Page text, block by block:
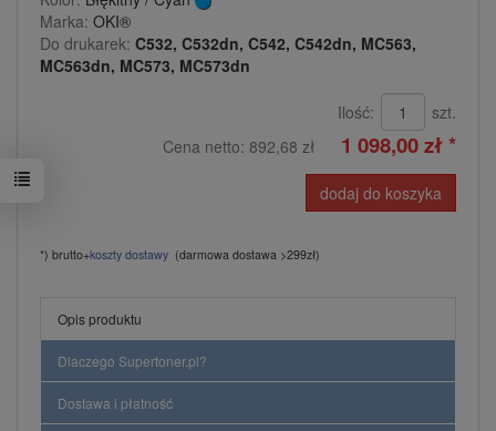
Marka: OKI®
Do drukarek: C532, C532dn, C542, C542dn, MC563,
MC563dn, MC573, MC573dn
Ilość:
szt.
Cena netto: 892,68 zł 1 098,00 zł *
dodaj do koszyka
*) brutto+koszty dostawy (darmowa dostawa >299zł)
Opis produktu
Dlaczego Supertoner.pl?
Dostawa i płatność